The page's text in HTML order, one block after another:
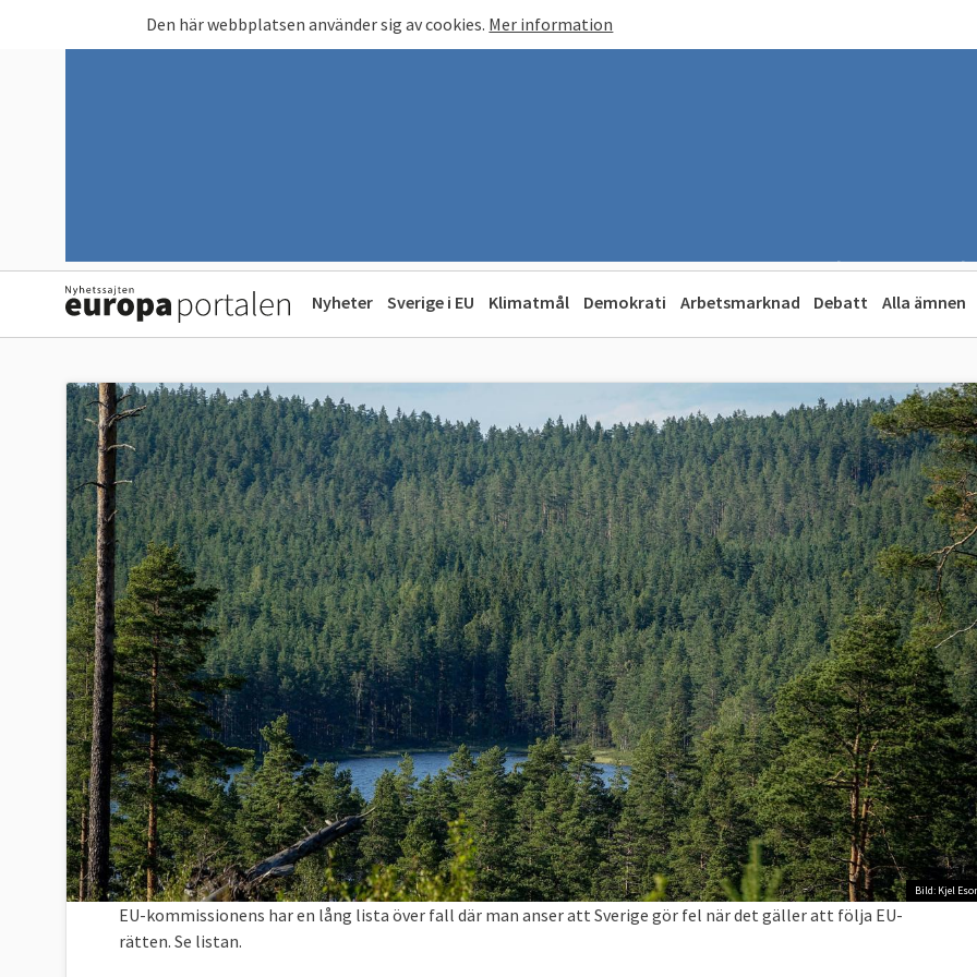
Den här webbplatsen använder sig av cookies. Mer information
Nyheter Sverige i EU Klimatmål Demokrati Arbetsmarknad Debatt Alla ämnen
Bild: Kjel
EU-kommissionens har en lång lista över fall där man anser att Sverige gör fel när det gäller att följa EU-
rätten. Se listan.